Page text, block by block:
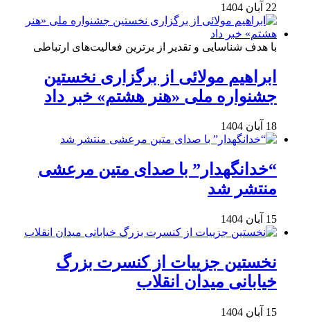
22 آبان 1404
با هدف شناسایی و تقدیر از برترین فعالیت‌های ارتباطی
ابراهیم مولائی از برگزاری نخستین
جشنواره ملی «هنر هشتم» خبر داد
18 آبان 1404
“خدانگهدار” با صدای متین مرعشی
منتشر شد
15 آبان 1404
نخستین جزییات از کنسرت بزرگ
خیابانی میدان انقلاب
15 آبان 1404